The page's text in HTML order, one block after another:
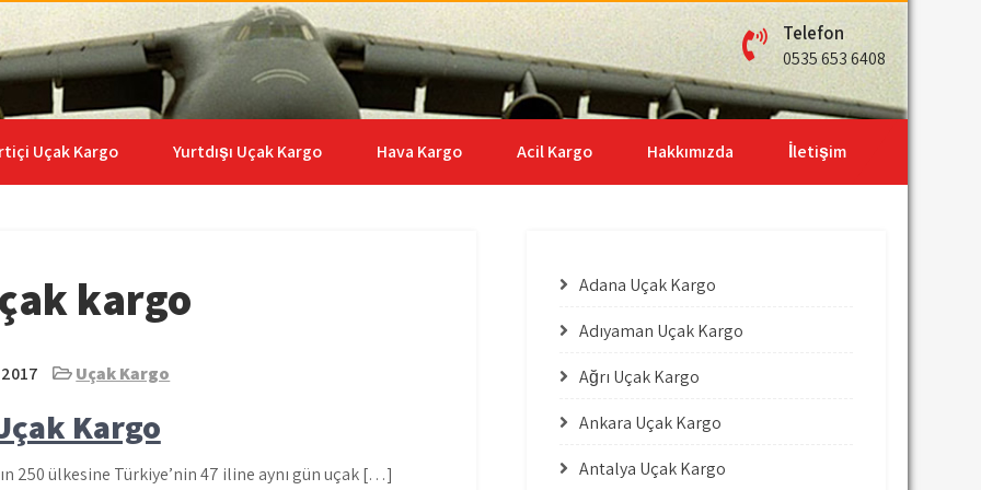
| 0535 653 6408
Telefon
0535 653 6408
Uçak Kargo Yurtdışı Uçak Kargo Hava Kargo Acil Kargo Hakkımızda İletişim
kargo
Uçak Kargo
Kargo
250 ülkesine Türkiye’nin 47 iline aynı gün uçak […]
Adana Uçak Kargo
Adıyaman Uçak Kargo
Ağrı Uçak Kargo
Ankara Uçak Kargo
Antalya Uçak Kargo